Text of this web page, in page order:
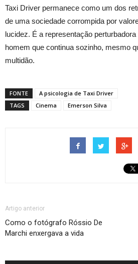
Taxi Driver permanece como um dos
de uma sociedade corrompida por
lucidez. É a representação
homem que continua sozinho, mesmo
multidão.
FONTE
A psicologia de Taxi Driver
TAGS
Cinema Emerson Silva
Artigo anterior
Como o fotógrafo Róssio De
Marchi enxergava a vida